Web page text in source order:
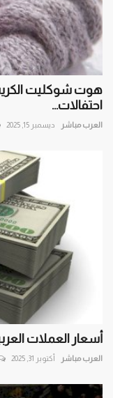
هوت شوكليت
احتفالات...
العرب مباشر ديسمبر 15, 2025
أسعار العملات العربية أمام
العرب مباشر أكتوبر 31, 2025